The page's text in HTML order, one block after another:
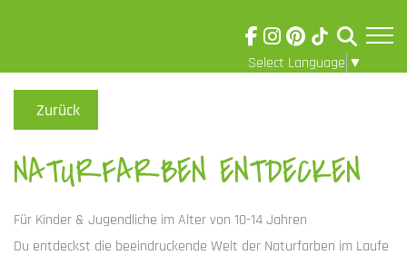
öffnen.
Select Language ▼
Zurück
NATURFARBEN ENTDECKEN
Für Kinder & Jugendliche im Alter von 10-14 Jahren
Du entdeckst die beeindruckende Welt der Naturfarben im Laufe